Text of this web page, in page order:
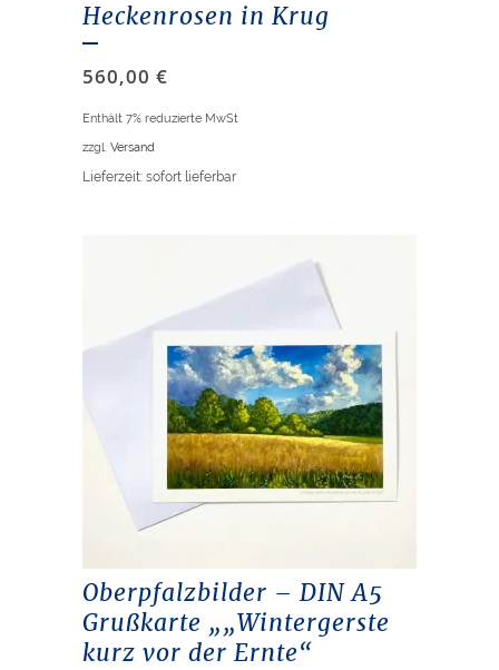
Heckenrosen in Krug
560,00 €
Enthält 7% reduzierte MwSt
zzgl. Versand
Lieferzeit: sofort lieferbar
Oberpfalzbilder – DIN A5
Grußkarte „„Wintergerste
kurz vor der Ernte“